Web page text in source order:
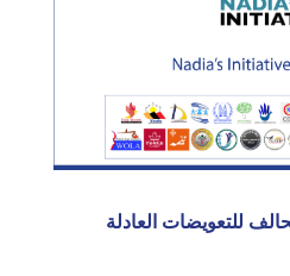
للتعويضات العادلة